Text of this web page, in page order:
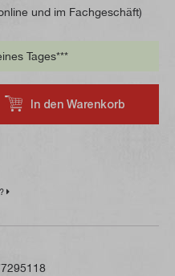
und im Fachgeschäft)
Tages***
In den Warenkorb